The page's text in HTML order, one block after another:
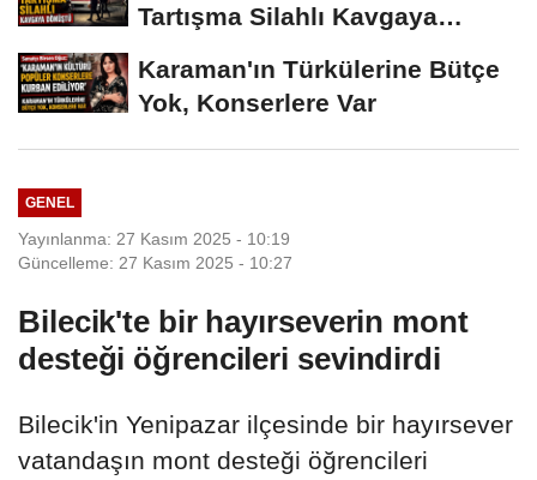
Tartışma Silahlı Kavgaya
Karaman'ın Türkülerine Bütçe
Yok, Konserlere Var
GENEL
Yayınlanma: 27 Kasım 2025 - 10:19
Güncelleme: 27 Kasım 2025 - 10:27
Bilecik'te bir hayırseverin mont
desteği öğrencileri sevindirdi
Bilecik'in Yenipazar ilçesinde bir hayırsever
vatandaşın mont desteği öğrencileri